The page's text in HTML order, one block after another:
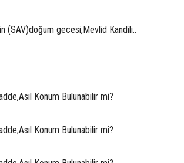
(SAV)doğum gecesi,Mevlid Kandili..
Konum Bulunabilir mi?
Konum Bulunabilir mi?